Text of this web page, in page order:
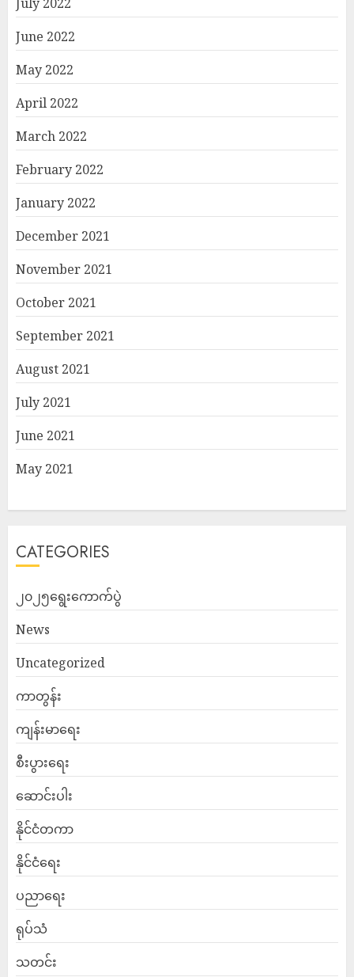
June 2022
May 2022
April 2022
March 2022
February 2022
January 2022
December 2021
November 2021
October 2021
September 2021
August 2021
July 2021
June 2021
May 2021
CATEGORIES
၂၀၂၅ရွေးကောက်ပွဲ
News
Uncategorized
ကာတွန်း
ကျန်းမာရေး
စီးပွားရေး
ဆောင်းပါး
နိုင်ငံတကာ
နိုင်ငံရေး
ပညာရေး
ရုပ်သံ
သတင်း